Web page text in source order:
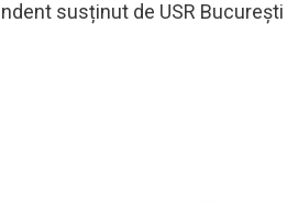
susținut de USR București